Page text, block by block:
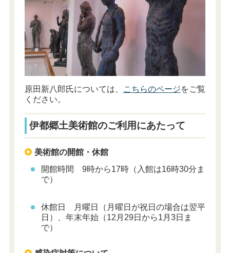
原田新八郎氏については、 こちらのページをご覧
ください。
伊都郷土美術館のご利用にあたって
美術館の開館・休館
開館時間 9時から17時（入館は16時30分ま
で）
休館日 月曜日（月曜日が祝日の場合は翌平
日）、年末年始（12月29日から1月3日ま
で）